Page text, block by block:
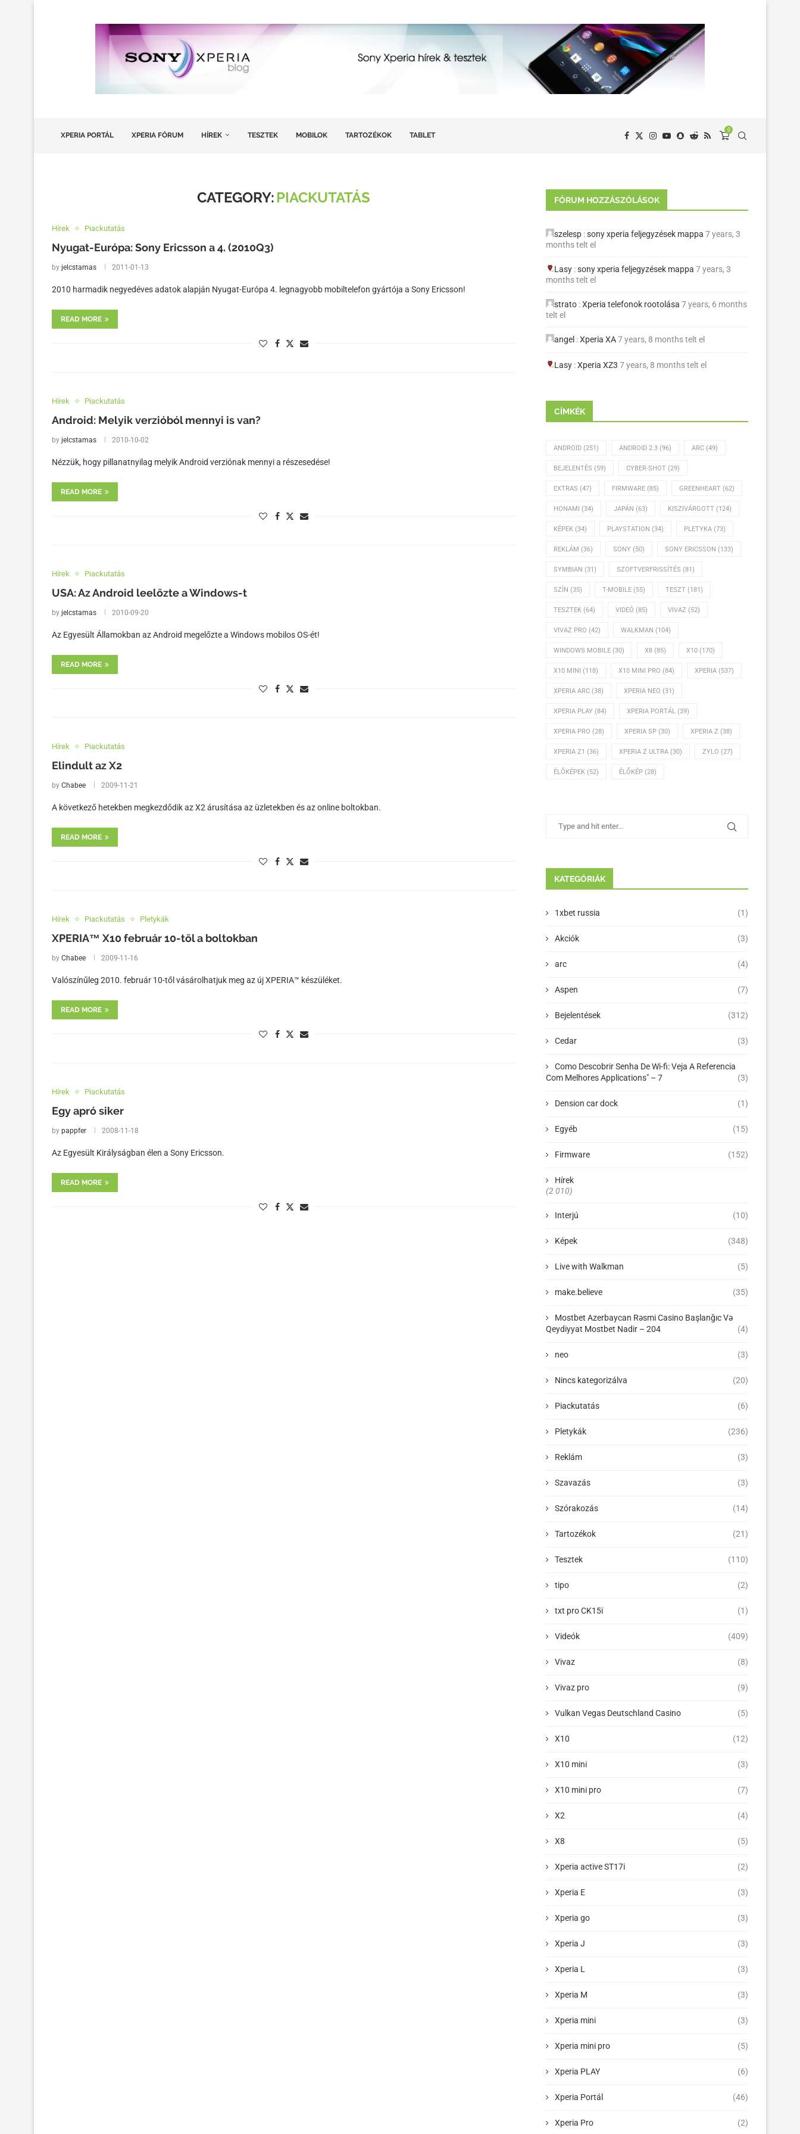
XPERIA PORTÁL XPERIA FÓRUM HÍREK TESZTEK MOBILOK TARTOZÉKOK TABLET
0
CATEGORY:PIACKUTATÁS
Hírek Piackutatás
Nyugat-Európa: Sony Ericsson a 4. (2010Q3)
by jelcstamas 2011-01-13
2010 harmadik negyedéves adatok alapján Nyugat-Európa 4. legnagyobb mobiltelefon gyártója a Sony Ericsson!
READ MORE
Hírek Piackutatás
Android: Melyik verzióból mennyi is van?
by jelcstamas 2010-10-02
Nézzük, hogy pillanatnyilag melyik Android verziónak mennyi a részesedése!
READ MORE
Hírek Piackutatás
USA: Az Android leelőzte a Windows-t
by jelcstamas 2010-09-20
Az Egyesült Államokban az Android megelőzte a Windows mobilos OS-ét!
READ MORE
Hírek Piackutatás
Elindult az X2
by Chabee 2009-11-21
A következő hetekben megkezdődik az X2 árusítása az üzletekben és az online boltokban.
READ MORE
Hírek Piackutatás Pletykák
XPERIA™ X10 február 10-től a boltokban
by Chabee 2009-11-16
Valószínűleg 2010. február 10-től vásárolhatjuk meg az új XPERIA™ készüléket.
READ MORE
Hírek Piackutatás
Egy apró siker
by pappfer 2008-11-18
Az Egyesült Királyságban élen a Sony Ericsson.
READ MORE
FÓRUM HOZZÁSZÓLÁSOK
szelesp :sony xperia feljegyzések mappa 7 years, 3
months telt el
Lasy :sony xperia feljegyzések mappa 7 years, 3
months telt el
strato :Xperia telefonok rootolása 7 years, 6 months
telt el
angel :Xperia XA7 years, 8 months telt el
Lasy :Xperia XZ3 7 years, 8 months telt el
CÍMKÉK
ANDROID (251) ANDROID 2.3 (96) ARC (49)
BEJELENTÉS (59) CYBER-SHOT (29)
EXTRAS (47) FIRMWARE (85) GREENHEART (62)
HONAMI (34) JAPÁN (63) KISZIVÁRGOTT (124)
KÉPEK (34) PLAYSTATION (34) PLETYKA (73)
REKLÁM (36) SONY (50) SONY ERICSSON (133)
SYMBIAN (31) SZOFTVERFRISSÍTÉS (81)
SZÍN (35) T-MOBILE (55) TESZT (181)
TESZTEK (64) VIDEÓ (85) VIVAZ (52)
VIVAZ PRO (42) WALKMAN (104)
WINDOWS MOBILE (30) X8 (85) X10 (170)
X10 MINI (118) X10 MINI PRO (84) XPERIA (537)
XPERIA ARC (38) XPERIA NEO (31)
XPERIA PLAY (84) XPERIA PORTÁL (39)
XPERIA PRO (28) XPERIA SP (30) XPERIA Z (38)
XPERIA Z1 (36) XPERIA Z ULTRA (30) ZYLO (27)
ÉLŐKÉPEK (52) ÉLŐKÉP (28)
KATEGÓRIÁK
1xbet russia (1)
Akciók (3)
arc (4)
Aspen (7)
Bejelentések (312)
Cedar (3)
Como Descobrir Senha De Wi-fi: Veja A Referencia
Com Melhores Applications" – 7
(3)
Dension car dock (1)
Egyéb (15)
Firmware (152)
Hírek
(2 010)
Interjú (10)
Képek (348)
Live with Walkman (5)
make.believe (35)
Mostbet Azerbaycan Rəsmi Casino Başlanğıc Və
Qeydiyyat Mostbet Nadir – 204
(4)
neo (3)
Nincs kategorizálva (20)
Piackutatás (6)
Pletykák (236)
Reklám (3)
Szavazás (3)
Szórakozás (14)
Tartozékok (21)
Tesztek (110)
tipo (2)
txt pro CK15i (1)
Videók (409)
Vivaz (8)
Vivaz pro (9)
Vulkan Vegas Deutschland Casino (5)
X10 (12)
X10 mini (3)
X10 mini pro (7)
X2 (4)
X8 (5)
Xperia active ST17i (2)
Xperia E (3)
Xperia go (3)
Xperia J (3)
Xperia L (3)
Xperia M (3)
Xperia mini (3)
Xperia mini pro (5)
Xperia PLAY (6)
Xperia Portál (46)
Xperia Pro (2)